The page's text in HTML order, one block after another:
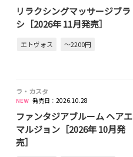
リラクシングマッサージブラ
シ［2026年 11月発売］
エトヴォス ～2200円
ラ・カスタ
発売日：2026.10.28
ファンタジアブルーム ヘアエ
マルジョン［2026年 10月発
売］